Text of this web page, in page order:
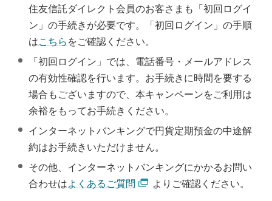
住友信託ダイレクト会員のお客さまも「初回ログイ
ン」の手続きが必要です。「初回ログイン」の手順
はこちらをご確認ください。
「初回ログイン」では、電話番号・メールアドレス
の有効性確認を行います。お手続きに時間を要する
場合もございますので、本キャンペーンをご利用は
余裕をもってお手続きください。
インターネットバンキングで円貨定期預金の中途解
約はお手続きいただけません。
その他、インターネットバンキングにかかるお問い
合わせはよくあるご質問 よりご確認ください。